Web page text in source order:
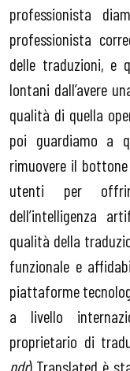
professionista
professionista
delle traduzioni, e
lontani dall’avere
qualità di quella
poi guardiamo a
rimuovere il
utenti per
dell’intelligenza
qualità della
funzionale e
piattaforme
a livello
proprietario di
ndr) Translated è